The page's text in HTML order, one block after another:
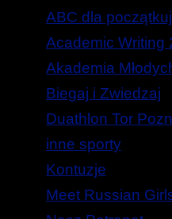
ABC dla
Academic Writing
Akademia
Biegaj i Zwiedzaj
Duathlon Tor
inne sporty
Kontuzje
Meet Russian